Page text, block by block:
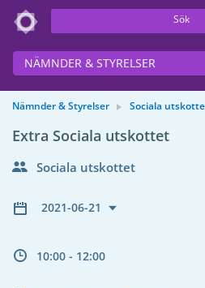
Sök
NÄMNDER & STYRELSER
Nämnder & Styrelser Sociala
Extra Sociala utskottet
Sociala utskottet
2021-06-21
10:00 - 12:00